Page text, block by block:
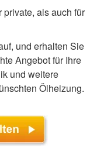
als auch für
und erhalten Sie
Angebot für Ihre
und weitere
Ölheizung.